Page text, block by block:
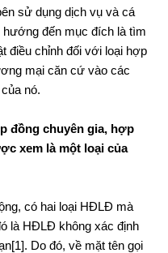
sử dụng dịch vụ và cá
hướng đến mục đích là tìm
điều chỉnh đối với loại hợp
mại căn cứ vào các
nó.
đồng chuyên gia, hợp
xem là một loại của
có hai loại HĐLĐ mà
là HĐLĐ không xác định
[1]. Do đó, về mặt tên gọi